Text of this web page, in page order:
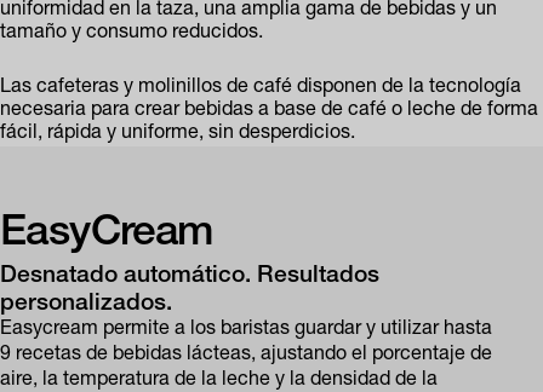
uniformidad en la taza, una amplia gama de bebidas y un
tamaño y consumo reducidos.
Las cafeteras y molinillos de café disponen de la tecnología
necesaria para crear bebidas a base de café o leche de forma
fácil, rápida y uniforme, sin desperdicios.
EasyCream
Desnatado automático. Resultados
personalizados.
Easycream permite a los baristas guardar y utilizar hasta
9 recetas de bebidas lácteas, ajustando el porcentaje de
aire, la temperatura de la leche y la densidad de la